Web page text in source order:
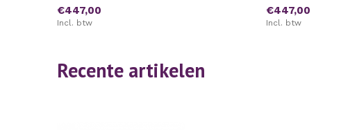
€447,00
Incl. btw
€447,00
Incl. btw
Recente artikelen